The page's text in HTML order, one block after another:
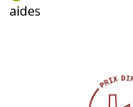
aides